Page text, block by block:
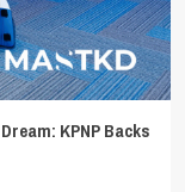
KPNP Backs